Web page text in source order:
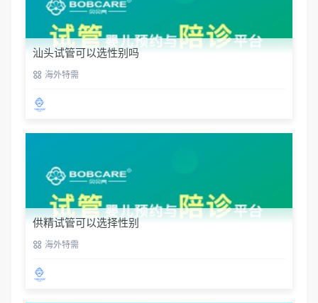
汕头试管可以选性别吗
海外特需
供精试管可以选择性别
海外特需